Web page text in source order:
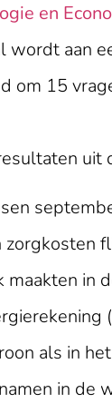
en
wordt aan
om 15
uit
zorgkosten
maakten in
als in
in de